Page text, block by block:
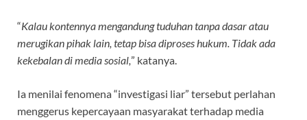
“Kalau kontennya mengandung tuduhan tanpa dasar atau
merugikan pihak lain, tetap bisa diproses hukum. Tidak ada
kekebalan di media sosial,” katanya.
Ia menilai fenomena “investigasi liar” tersebut perlahan
menggerus kepercayaan masyarakat terhadap media